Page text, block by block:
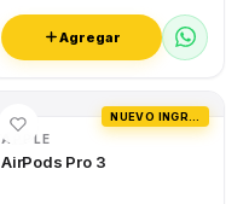
Agregar
APPLE
AirPods Pro 3